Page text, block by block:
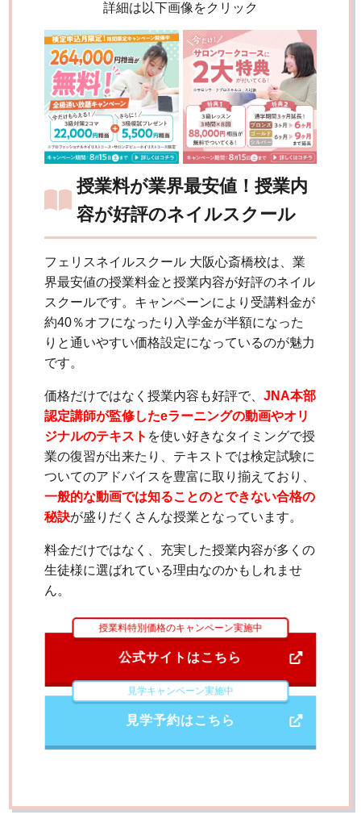
詳細は以下画像をクリック
授業料が業界最安値！授業内
容が好評のネイルスクール
フェリスネイルスクール 大阪心斎橋校は、業
界最安値の授業料金と授業内容が好評のネイル
スクールです。キャンペーンにより受講料金が
約40％オフになったり入学金が半額になった
りと通いやすい価格設定になっているのが魅力
です。
価格だけではなく授業内容も好評で、JNA本部
認定講師が監修したeラーニングの動画やオリ
ジナルのテキスト を使い好きなタイミングで授
業の復習が出来たり、テキストでは検定試験に
ついてのアドバイスを豊富に取り揃えており、
一般的な動画では知ることのとできない合格の
秘訣が盛りだくさんな授業となっています。
料金だけではなく、充実した授業内容が多くの
生徒様に選ばれている理由なのかもしれませ
ん。
授業料特別価格のキャンペーン実施中
公式サイトはこちら
見学キャンペーン実施中
見学予約はこちら